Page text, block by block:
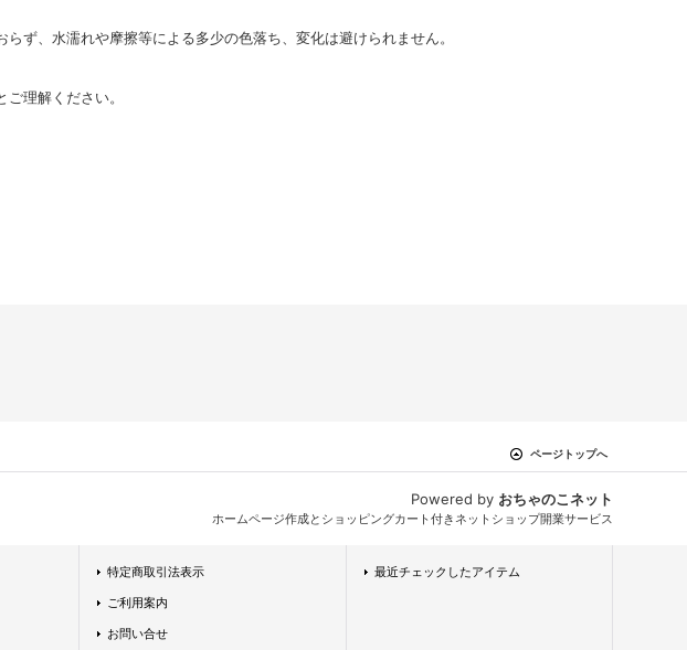
ず、水濡れや摩擦等による多少の色落ち、変化は避けられません。
理解ください。
ページトップへ
Powered by おちゃのこネット
ホームページ作成とショッピングカート付きネットショップ開業サービス
特定商取引法表示
ご利用案内
お問い合せ
最近チェックしたアイテム